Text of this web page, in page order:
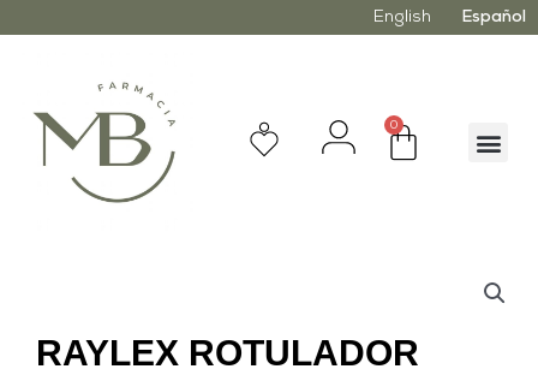
English Español
0
RAYLEX ROTULADOR